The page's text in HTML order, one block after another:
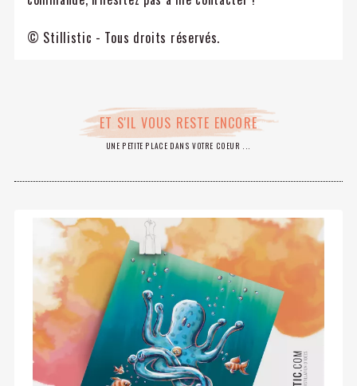
© Stillistic - Tous droits réservés.
ET S'IL VOUS RESTE ENCORE
UNE PETITE PLACE DANS VOTRE COEUR ...